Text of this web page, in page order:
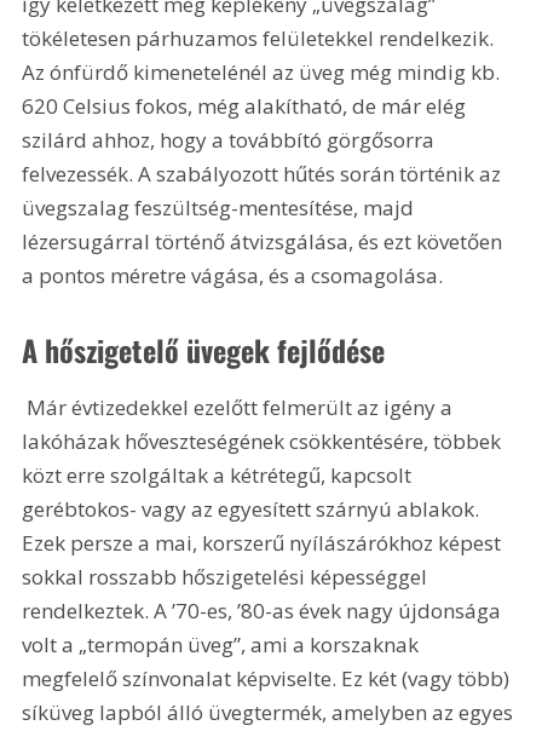
tökéletesen párhuzamos felületekkel rendelkezik.
Az ónfürdő kimenetelénél az üveg még mindig kb.
620 Celsius fokos, még alakítható, de már elég
szilárd ahhoz, hogy a továbbító görgősorra
felvezessék. A szabályozott hűtés során történik az
üvegszalag feszültség-mentesítése, majd
lézersugárral történő átvizsgálása, és ezt követően
a pontos méretre vágása, és a csomagolása.
A hőszigetelő üvegek fejlődése
lakóházak hőveszteségének csökkentésére, többek
közt erre szolgáltak a kétrétegű, kapcsolt
gerébtokos- vagy az egyesített szárnyú ablakok.
Ezek persze a mai, korszerű nyílászárókhoz képest
sokkal rosszabb hőszigetelési képességgel
rendelkeztek. A ’70-es, ’80-as évek nagy újdonsága
volt a „termopán üveg”, ami a korszaknak
megfelelő színvonalat képviselte. Ez két (vagy több)
síküveg lapból álló üvegtermék, amelyben az egyes